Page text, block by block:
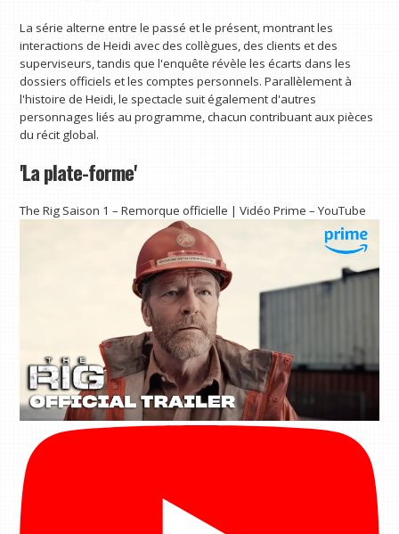
La série alterne entre le passé et le présent, montrant les
interactions de Heidi avec des collègues, des clients et des
superviseurs, tandis que l'enquête révèle les écarts dans les
dossiers officiels et les comptes personnels. Parallèlement à
l'histoire de Heidi, le spectacle suit également d'autres
personnages liés au programme, chacun contribuant aux pièces
du récit global.
'La plate-forme'
The Rig Saison 1 – Remorque officielle | Vidéo Prime – YouTube